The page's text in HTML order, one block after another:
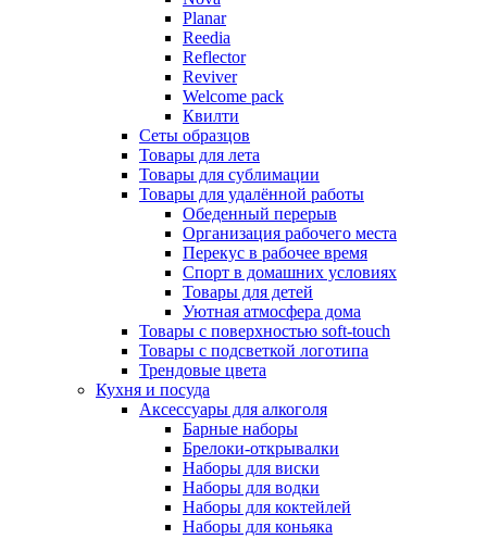
Planar
Reedia
Reflector
Reviver
Welcome pack
Квилти
Сеты образцов
Товары для лета
Товары для сублимации
Товары для удалённой работы
Обеденный перерыв
Организация рабочего места
Перекус в рабочее время
Спорт в домашних условиях
Товары для детей
Уютная атмосфера дома
Товары с поверхностью soft-touch
Товары с подсветкой логотипа
Трендовые цвета
Кухня и посуда
Аксессуары для алкоголя
Барные наборы
Брелоки-открывалки
Наборы для виски
Наборы для водки
Наборы для коктейлей
Наборы для коньяка